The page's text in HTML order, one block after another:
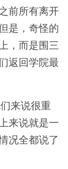
前所有离开
是，奇怪的
，而是围三
返回学院最
来说很重
来说就是一
况全都说了